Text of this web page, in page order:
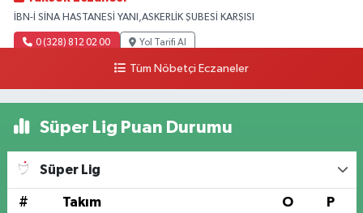
İBN-İ SİNA HASTANESİ YANI,ASKERLİK ŞUBESİ KARŞISI
0 (328) 812 02 00 Yol Tarifi Al
Tüm Nöbetçi Eczaneler
Süper Lig Puan Durumu
Süper Lig
# Takım O P